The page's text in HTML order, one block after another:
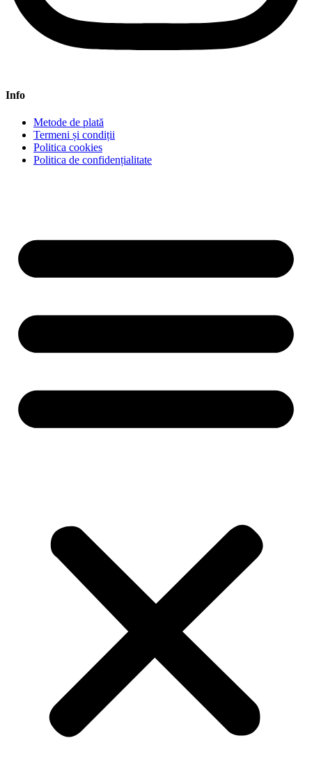
Info
Metode de plată
Termeni și condiții
Politica cookies
Politica de confidențialitate